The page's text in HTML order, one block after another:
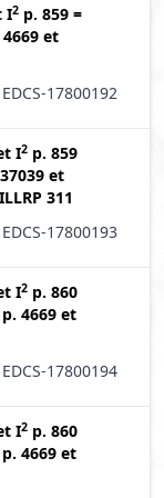
I2 p. 859 =
et
17800192
I2 p. 859
et
ILLRP 311
17800193
I2 p. 860
4669 et
17800194
I2 p. 860
4669 et